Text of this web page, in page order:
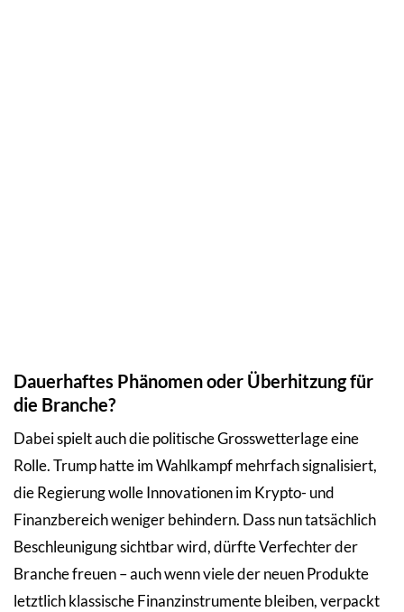
Dauerhaftes Phänomen oder Überhitzung für
die Branche?
Dabei spielt auch die politische Grosswetterlage eine
Rolle. Trump hatte im Wahlkampf mehrfach signalisiert,
die Regierung wolle Innovationen im Krypto- und
Finanzbereich weniger behindern. Dass nun tatsächlich
Beschleunigung sichtbar wird, dürfte Verfechter der
Branche freuen – auch wenn viele der neuen Produkte
letztlich klassische Finanzinstrumente bleiben, verpackt